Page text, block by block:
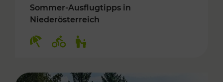
Sommer-Ausflugtipps in
Niederösterreich